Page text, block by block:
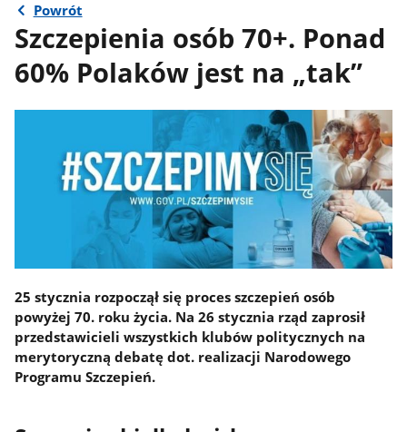
Powrót
Szczepienia osób 70+. Ponad
60% Polaków jest na „tak”
25 stycznia rozpoczął się proces szczepień osób
powyżej 70. roku życia. Na 26 stycznia rząd zaprosił
przedstawicieli wszystkich klubów politycznych na
merytoryczną debatę dot. realizacji Narodowego
Programu Szczepień.